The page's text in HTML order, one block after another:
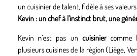
un cuisinier de talent, fidèle à ses
Kevin : un chef à l’instinct brut, une
Kevin n’est pas un cuisiniercomme
plusieurs cuisines de la région (Liège,